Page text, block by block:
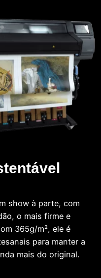
show à parte, com
o mais firme e
365g/m², ele é
para manter a
mais do original.